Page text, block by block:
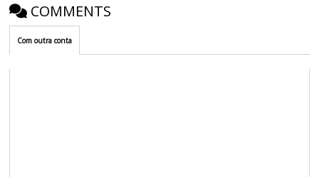
COMMENTS
Com outra conta